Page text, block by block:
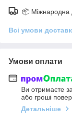
📦 Міжнародна
Всі умови
Умови оплати
Ви отримаєте
або гроші
Детальніше